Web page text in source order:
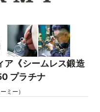
ア《シームレス鍛造
プラチナ
ミー）